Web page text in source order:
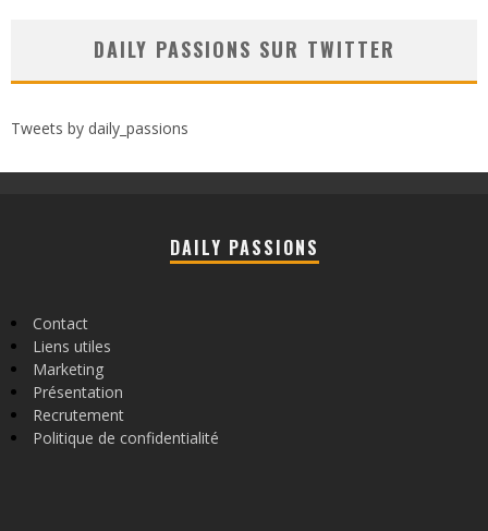
DAILY PASSIONS SUR TWITTER
Tweets by daily_passions
DAILY PASSIONS
Contact
Liens utiles
Marketing
Présentation
Recrutement
Politique de confidentialité